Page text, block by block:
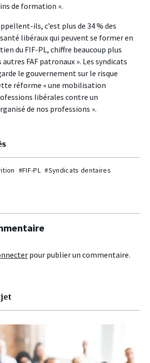
de formation ».
ils, c’est plus de 34 % des
libéraux qui peuvent se former en
du FIF-PL, chiffre beaucoup plus
autres FAF patronaux ». Les syndicats
le gouvernement sur le risque
réforme « une mobilisation
libérales contre un
de nos professions ».
#FIF-PL #Syndicats dentaires
pour publier un commentaire.